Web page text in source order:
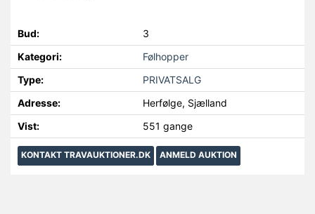
Bud:
3
Kategori:
Følhopper
Type:
PRIVATSALG
Adresse:
Herfølge, Sjælland
Vist:
551 gange
KONTAKT TRAVAUKTIONER.DK ANMELD AUKTION